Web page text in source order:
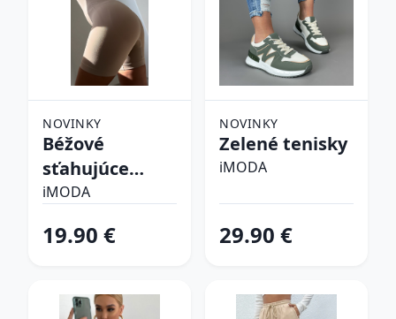
NOVINKY
Béžové
sťahujúce
spodné prádlo
iMODA
19.90 €
NOVINKY
Zelené tenisky
iMODA
29.90 €